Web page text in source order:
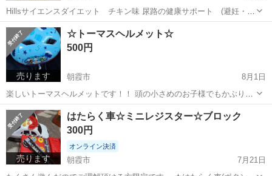
Hillsサイエンスダイエット チキン味 尿路の健康サポート (避妊・去
勢猫用) お試しサイズ １袋２００グラム 元々食べていたものより 粒
が小さく本人(猫)があまり 食べてくれなく、出品いたします！ 価格は
１袋分です...
埼玉 朝霞市 キャットフード
売ります
☆トーマスヘルメット☆
500円
朝霞市
8月1日
楽しいトーマスヘルメットです！！ 頭の小さめのお子様でもかぶりや
すいです (うちの息子は買った時、頭が小さめだったのでこちらを購入
しました) サイズアウトしたので出品致します！ かぶってくれる回数
が少なかったので 状態が...
埼玉 朝霞市 家具 ヘルメット
売ります
はたらく車☆ミニレジスター☆ブロック
300円
オンライン決済
朝霞市
7月21日